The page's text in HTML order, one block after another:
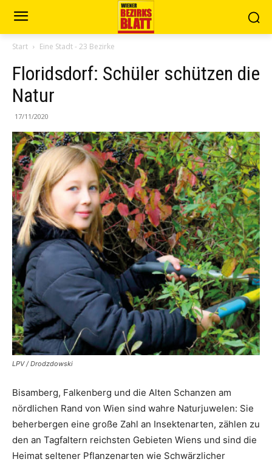
Start Eine Stadt - 23 Bezirke
Floridsdorf: Schüler schützen die
Natur
17/11/2020
LPV / Drodzdowski
Bisamberg, Falkenberg und die Alten Schanzen am
nördlichen Rand von Wien sind wahre Naturjuwelen: Sie
beherbergen eine große Zahl an Insekten­arten, zählen zu
den an Tag­faltern reichsten Gebieten Wiens und sind die
Heimat seltener Pflanzen­arten wie Schwärzlicher